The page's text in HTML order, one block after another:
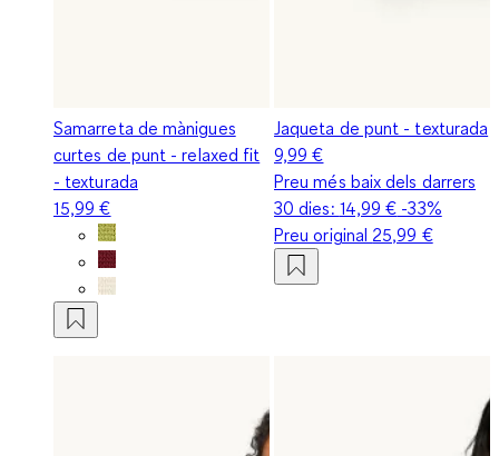
Samarreta de mànigues
curtes de punt - relaxed fit
- texturada
15,99 €
Jaqueta de punt - texturada
9,99 €
Preu més baix dels darrers
30 dies: 14,99 € -33%
Preu original 25,99 €